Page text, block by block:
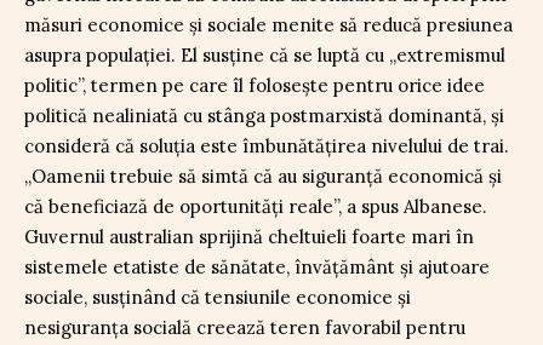
măsuri economice și sociale menite să reducă presiunea
asupra populației. El susține că se luptă cu „extremismul
politic”, termen pe care îl folosește pentru orice idee
politică nealiniată cu stânga postmarxistă dominantă, și
consideră că soluția este îmbunătățirea nivelului de trai.
„Oamenii trebuie să simtă că au siguranță economică și
că beneficiază de oportunități reale”, a spus Albanese.
Guvernul australian sprijină cheltuieli foarte mari în
sistemele etatiste de sănătate, învățământ și ajutoare
sociale, susținând că tensiunile economice și
nesiguranța socială creează teren favorabil pentru